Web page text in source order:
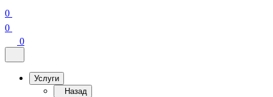
0
0
0
Услуги
Назад